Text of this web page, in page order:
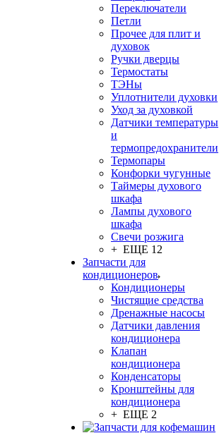
Переключатели
Петли
Прочее для плит и
духовок
Ручки дверцы
Термостаты
ТЭНы
Уплотнители духовки
Уход за духовкой
Датчики температуры
и
термопредохранители
Термопары
Конфорки чугунные
Таймеры духового
шкафа
Лампы духового
шкафа
Свечи розжига
+ ЕЩЕ 12
Запчасти для
кондиционеров
Кондиционеры
Чистящие средства
Дренажные насосы
Датчики давления
кондиционера
Клапан
кондиционера
Конденсаторы
Кронштейны для
кондиционера
+ ЕЩЕ 2